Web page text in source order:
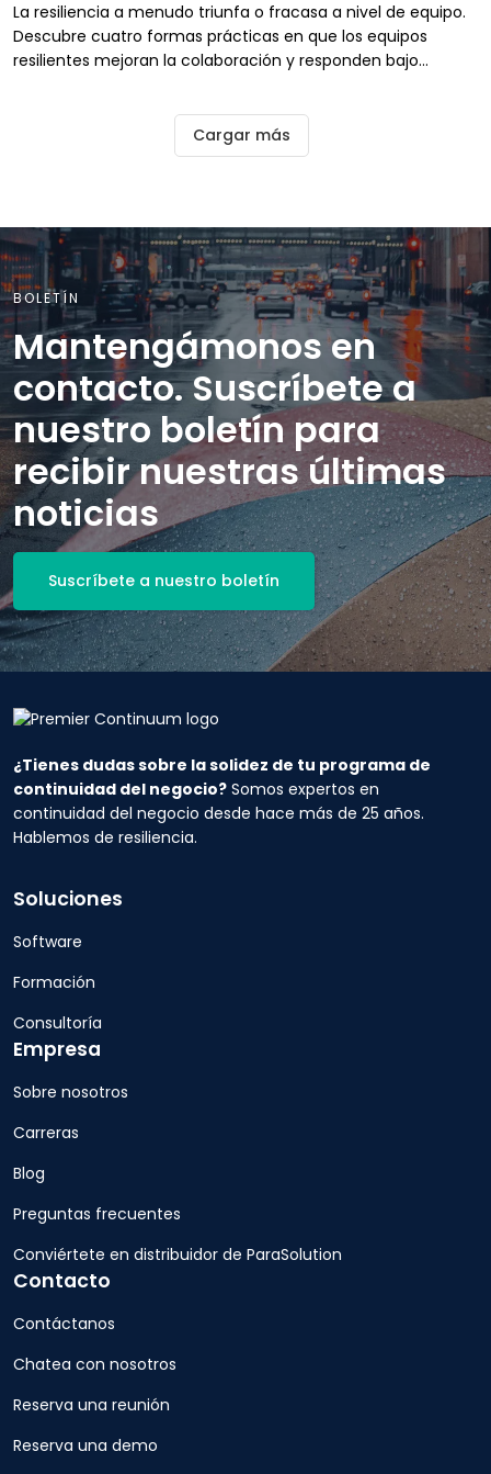
La resiliencia a menudo triunfa o fracasa a nivel de equipo.
Descubre cuatro formas prácticas en que los equipos
resilientes mejoran la colaboración y responden bajo
Cargar más
BOLETÍN
Mantengámonos en
contacto. Suscríbete a
nuestro boletín para
recibir nuestras últimas
noticias
Suscríbete a nuestro boletín
¿Tienes dudas sobre la solidez de tu programa de
continuidad del negocio? Somos expertos en
continuidad del negocio desde hace más de 25 años.
Hablemos de resiliencia.
Soluciones
Software
Formación
Consultoría
Empresa
Sobre nosotros
Carreras
Blog
Preguntas frecuentes
Conviértete en distribuidor de ParaSolution
Contacto
Contáctanos
Chatea con nosotros
Reserva una reunión
Reserva una demo